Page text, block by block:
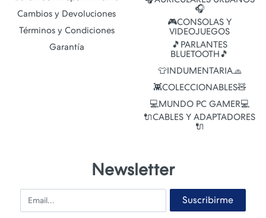
Cambios y Devoluciones
Términos y Condiciones
Garantía
🎧
🎮CONSOLAS Y
VIDEOJUEGOS
🎵PARLANTES
BLUETOOTH🎵
👕INDUMENTARIA🧢
👾COLECCIONABLES🧸
💻MUNDO PC GAMER💻
🔌CABLES Y ADAPTADORES
🔌
Newsletter
Email Suscribirme